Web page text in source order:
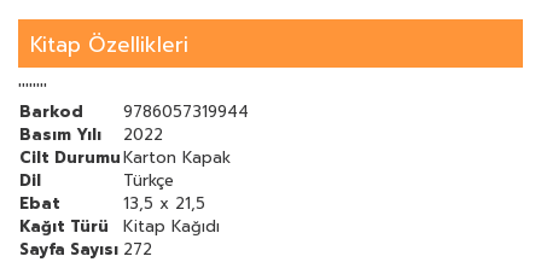
konusu ana belirleyicidir. Eğitimden olumlu sonuçlar alabilmek
için konuyu tüm yönleriyle bütüncül olarak ele almak ve konuya
tüm paydaşlarla birlikte eğilmek şarttır.
Kitap Özellikleri
''''''''
Barkod
9786057319944
Basım Yılı
2022
Cilt DurumuKarton Kapak
Dil
Türkçe
Ebat
13,5 x 21,5
Kağıt Türü
Kitap Kağıdı
Sayfa Sayısı 272